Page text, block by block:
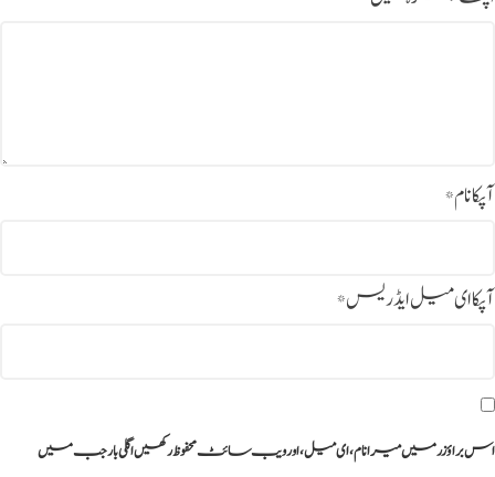
آپکا نام*
آپکا ای میل ایڈریس*
اس براؤزر میں میرا نام، ای میل، اور ویب سائٹ محفوظ رکھیں اگلی بار جب میں